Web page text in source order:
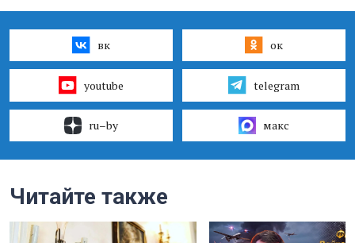
вк ок
youtube telegram
ru–by макс
Читайте также